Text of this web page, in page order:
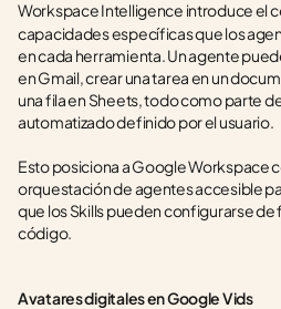
Workspace Intelligence introduce el
capacidades específicas que los
en cada herramienta. Un agente
en Gmail, crear una tarea en un
una fila en Sheets, todo como parte
automatizado definido por el usuario.
Esto posiciona a Google Workspace
orquestación de agentes accesible
que los Skills pueden configurarse de
código.
Avatares digitales en Google Vids